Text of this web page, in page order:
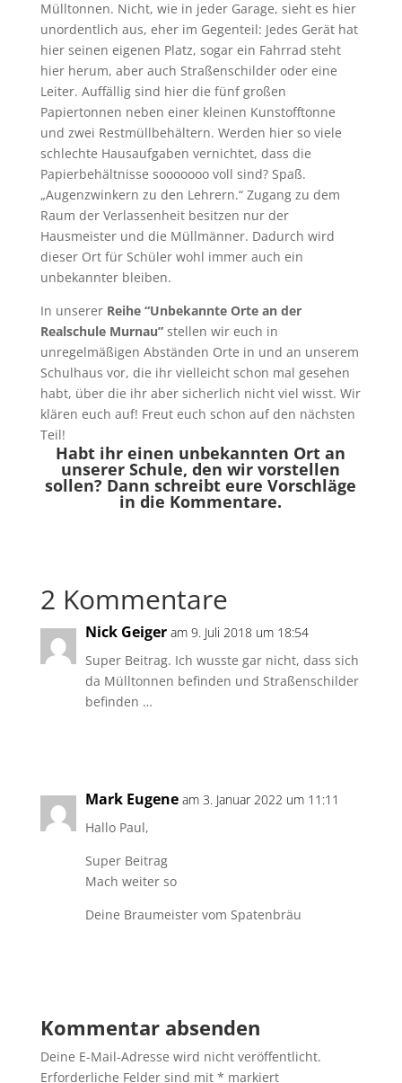
Mülltonnen. Nicht, wie in jeder Garage, sieht es hier
unordentlich aus, eher im Gegenteil: Jedes Gerät hat
hier seinen eigenen Platz, sogar ein Fahrrad steht
hier herum, aber auch Straßenschilder oder eine
Leiter. Auffällig sind hier die fünf großen
Papiertonnen neben einer kleinen Kunstofftonne
und zwei Restmüllbehältern. Werden hier so viele
schlechte Hausaufgaben vernichtet, dass die
Papierbehältnisse sooooooo voll sind? Spaß.
„Augenzwinkern zu den Lehrern.“ Zugang zu dem
Raum der Verlassenheit besitzen nur der
Hausmeister und die Müllmänner. Dadurch wird
dieser Ort für Schüler wohl immer auch ein
unbekannter bleiben.
In unserer Reihe “Unbekannte Orte an der
Realschule Murnau”stellen wir euch in
unregelmäßigen Abständen Orte in und an unserem
Schulhaus vor, die ihr vielleicht schon mal gesehen
habt, über die ihr aber sicherlich nicht viel wisst. Wir
klären euch auf! Freut euch schon auf den nächsten
Teil!
Habt ihr einen unbekannten Ort an
unserer Schule, den wir vorstellen
sollen? Dann schreibt eure Vorschläge
in die Kommentare.
2 Kommentare
Nick Geiger am 9. Juli 2018 um 18:54
Super Beitrag. Ich wusste gar nicht, dass sich
da Mülltonnen befinden und Straßenschilder
befinden …
Mark Eugene am 3. Januar 2022 um 11:11
Hallo Paul,
Super Beitrag
Mach weiter so
Deine Braumeister vom Spatenbräu
Kommentar absenden
Deine E-Mail-Adresse wird nicht veröffentlicht.
Erforderliche Felder sind mit * markiert